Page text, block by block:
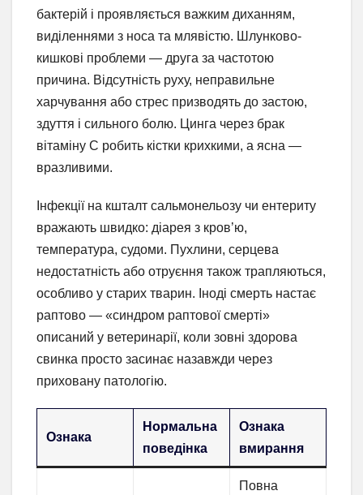
бактерій і проявляється важким диханням,
виділеннями з носа та млявістю. Шлунково-
кишкові проблеми — друга за частотою
причина. Відсутність руху, неправильне
харчування або стрес призводять до застою,
здуття і сильного болю. Цинга через брак
вітаміну C робить кістки крихкими, а ясна —
вразливими.
Інфекції на кшталт сальмонельозу чи ентериту
вражають швидко: діарея з кров’ю,
температура, судоми. Пухлини, серцева
недостатність або отруєння також трапляються,
особливо у старих тварин. Іноді смерть настає
раптово — «синдром раптової смерті»
описаний у ветеринарії, коли зовні здорова
свинка просто засинає назавжди через
приховану патологію.
Ознака
Нормальна
поведінка
Ознака
вмирання
Повна